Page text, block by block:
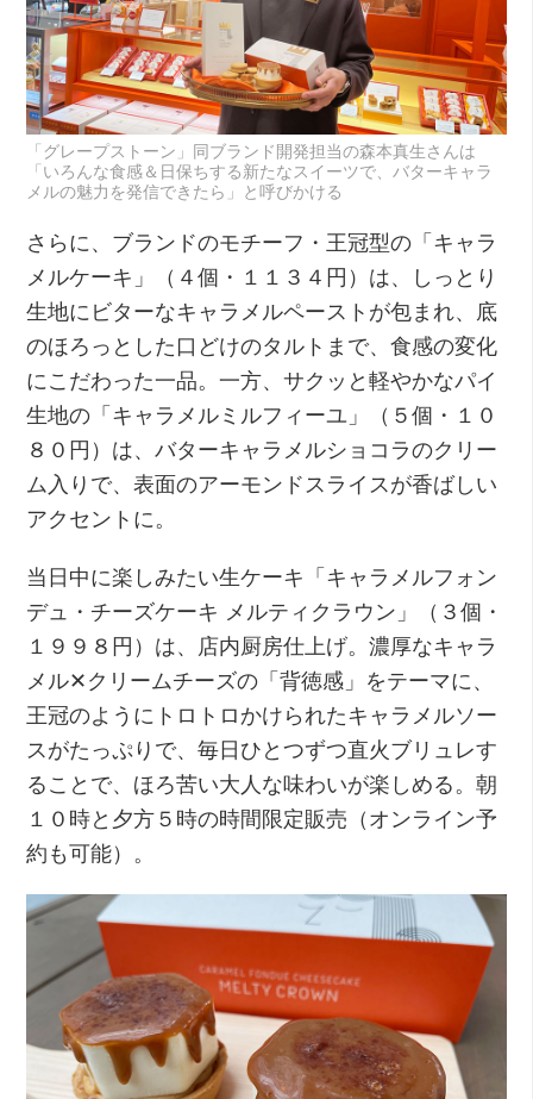
「グレープストーン」同ブランド開発担当の森本真生さんは
「いろんな食感＆日保ちする新たなスイーツで、バターキャラ
メルの魅力を発信できたら」と呼びかける
さらに、ブランドのモチーフ・王冠型の「キャラ
メルケーキ」（４個・１１３４円）は、しっとり
生地にビターなキャラメルペーストが包まれ、底
のほろっとした口どけのタルトまで、食感の変化
にこだわった一品。一方、サクッと軽やかなパイ
生地の「キャラメルミルフィーユ」（５個・１０
８０円）は、バターキャラメルショコラのクリー
ム入りで、表面のアーモンドスライスが香ばしい
アクセントに。
当日中に楽しみたい生ケーキ「キャラメルフォン
デュ・チーズケーキ メルティクラウン」（３個・
１９９８円）は、店内厨房仕上げ。濃厚なキャラ
メル✕クリームチーズの「背徳感」をテーマに、
王冠のようにトロトロかけられたキャラメルソー
スがたっぷりで、毎日ひとつずつ直火ブリュレす
ることで、ほろ苦い大人な味わいが楽しめる。朝
１０時と夕方５時の時間限定販売（オンライン予
約も可能）。